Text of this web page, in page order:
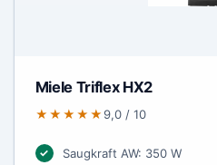
Miele Triflex HX2
★★★★★ 9,0 / 10
Saugkraft AW: 350 W